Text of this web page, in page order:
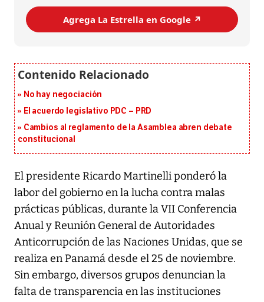
Agrega La Estrella en Google ↗️
No hay negociación
El acuerdo legislativo PDC – PRD
Cambios al reglamento de la Asamblea abren debate
constitucional
El presidente Ricardo Martinelli ponderó la
labor del gobierno en la lucha contra malas
prácticas públicas, durante la VII Conferencia
Anual y Reunión General de Autoridades
Anticorrupción de las Naciones Unidas, que se
realiza en Panamá desde el 25 de noviembre.
Sin embargo, diversos grupos denuncian la
falta de transparencia en las instituciones